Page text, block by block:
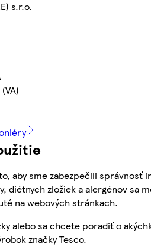
s.r.o.
aby sme zabezpečili
diétnych zložiek a alergénov
na webových stránkach.
alebo sa chcete poradiť o
značky Tesco.